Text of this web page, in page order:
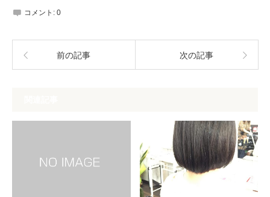
コメント: 0
前の記事 次の記事